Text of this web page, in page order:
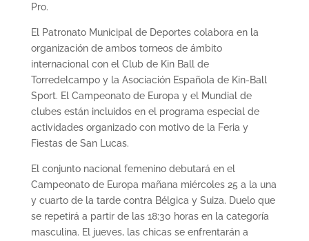
Pro.
El Patronato Municipal de Deportes colabora en la
organización de ambos torneos de ámbito
internacional con el Club de Kin Ball de
Torredelcampo y la Asociación Española de Kin-Ball
Sport. El Campeonato de Europa y el Mundial de
clubes están incluidos en el programa especial de
actividades organizado con motivo de la Feria y
Fiestas de San Lucas.
El conjunto nacional femenino debutará en el
Campeonato de Europa mañana miércoles 25 a la una
y cuarto de la tarde contra Bélgica y Suiza. Duelo que
se repetirá a partir de las 18:30 horas en la categoría
masculina. El jueves, las chicas se enfrentarán a